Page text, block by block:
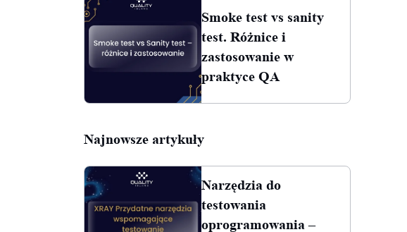
Smoke test vs sanity
test. Różnice i
zastosowanie w
praktyce QA
Najnowsze artykuły
Narzędzia do
testowania
oprogramowania –